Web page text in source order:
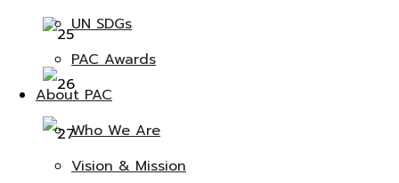
UN SDGs
PAC Awards
About PAC
Who We Are
Vision & Mission